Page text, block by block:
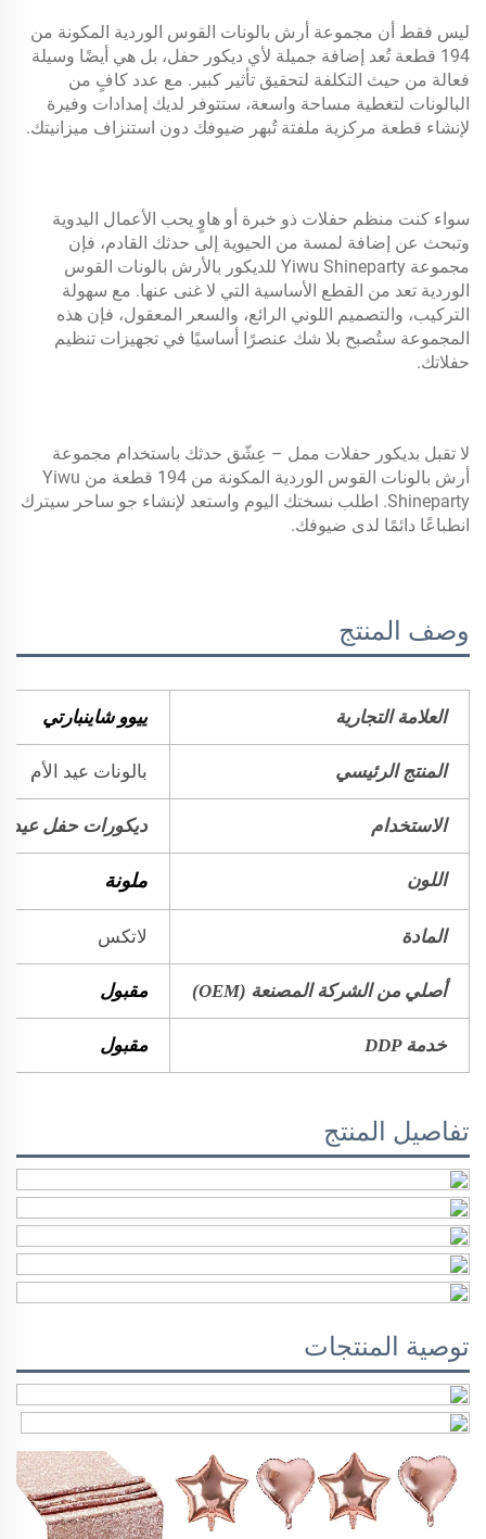
ليس فقط أن مجموعة أرش بالونات القوس الوردية المكونة من
194 قطعة تُعد إضافة جميلة لأي ديكور حفل، بل هي أيضًا وسيلة
فعالة من حيث التكلفة لتحقيق تأثير كبير. مع عدد كافٍ من
البالونات لتغطية مساحة واسعة، ستتوفر لديك إمدادات وفيرة
لإنشاء قطعة مركزية ملفتة تُبهر ضيوفك دون استنزاف ميزانيتك.
سواء كنت منظم حفلات ذو خبرة أو هاوٍ يحب الأعمال اليدوية
وتبحث عن إضافة لمسة من الحيوية إلى حدثك القادم، فإن
مجموعة Yiwu Shineparty للديكور بالأرش بالونات القوس
الوردية تعد من القطع الأساسية التي لا غنى عنها. مع سهولة
التركيب، والتصميم اللوني الرائع، والسعر المعقول، فإن هذه
المجموعة ستُصبح بلا شك عنصرًا أساسيًا في تجهيزات تنظيم
حفلاتك.
لا تقبل بديكور حفلات ممل – عِشّق حدثك باستخدام مجموعة
أرش بالونات القوس الوردية المكونة من 194 قطعة من Yiwu
Shineparty. اطلب نسختك اليوم واستعد لإنشاء جو ساحر سيترك
انطباعًا دائمًا لدى ضيوفك.
وصف المنتج
العلامة التجارية ييوو شاينبارتي
المنتج الرئيسي بالونات عيد الأم
الاستخدام ديكورات حفل عيد
اللون ملونة
المادة لاتكس
أصلي من الشركة المصنعة (OEM) مقبول
خدمة DDP مقبول
تفاصيل المنتج
توصية المنتجات